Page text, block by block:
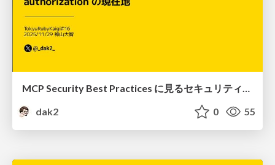
MCP Security Best Practices に見るセキュリティリスクとmodelcontextprotocol/ruby-sdk の authorization の現在地
dak2
0 55